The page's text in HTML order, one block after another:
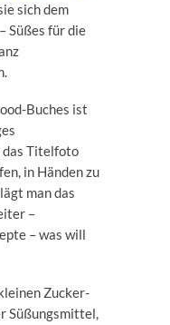
sich dem
Süßes für die
Buches ist
das Titelfoto
in Händen zu
man das
–
– was will
Zucker-
Süßungsmittel,